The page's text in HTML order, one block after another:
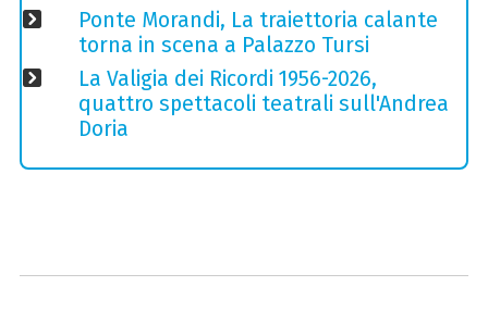
Ponte Morandi, La traiettoria calante
torna in scena a Palazzo Tursi
La Valigia dei Ricordi 1956-2026,
quattro spettacoli teatrali sull'Andrea
Doria